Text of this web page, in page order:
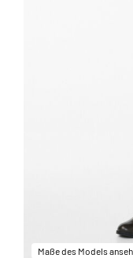
Maße des Models